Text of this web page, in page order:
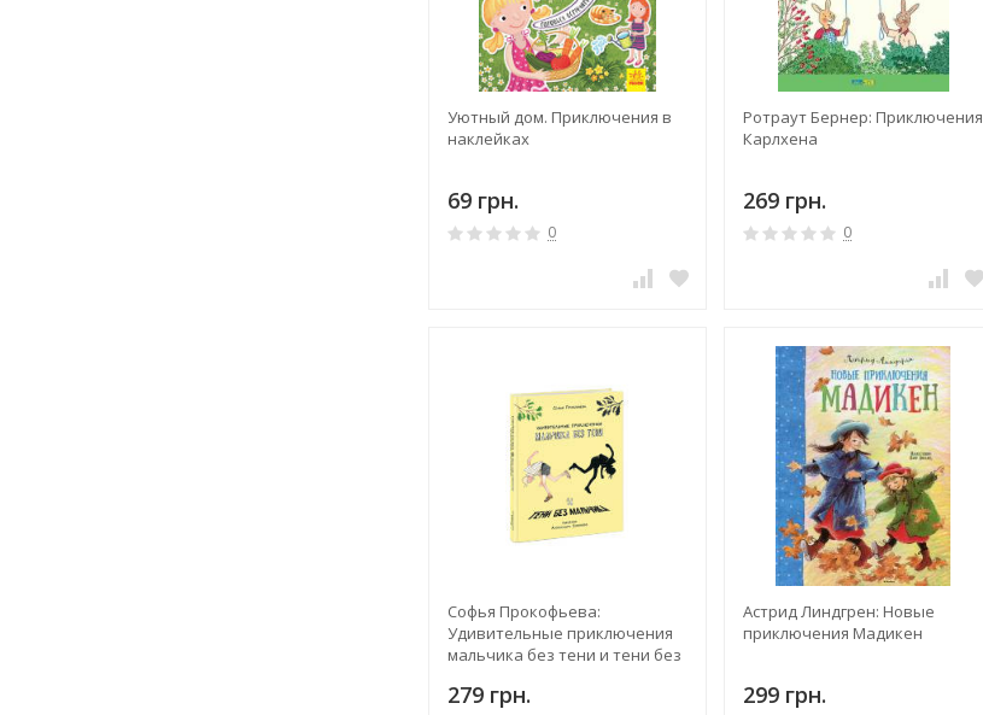
Уютный дом. Приключения в
наклейках
69 грн.
0
Ротраут Бернер: Приключения
Карлхена
269 грн.
0
Софья Прокофьева:
Удивительные приключения
мальчика без тени и тени без
279 грн.
Астрид Линдгрен: Новые
приключения Мадикен
299 грн.